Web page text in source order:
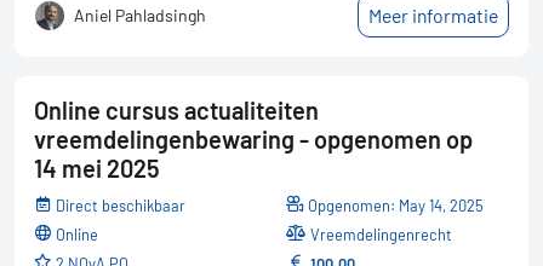
Aniel Pahladsingh Meer informatie
Online cursus actualiteiten
vreemdelingenbewaring - opgenomen op
14 mei 2025
Direct beschikbaar
online
Opgenomen: May 14, 2025
Vreemdelingenrecht